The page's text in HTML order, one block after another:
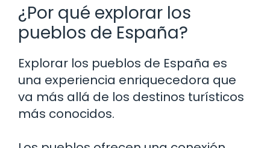
¿Por qué explorar los
pueblos de España?
Explorar los pueblos de España es
una experiencia enriquecedora que
va más allá de los destinos turísticos
más conocidos.